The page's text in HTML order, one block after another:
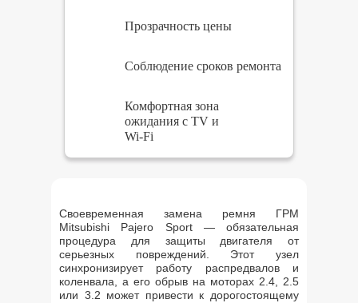
Прозрачность цены
Соблюдение сроков ремонта
Комфортная зона
ожидания с TV и
Wi-Fi
Своевременная замена ремня ГРМ
Mitsubishi Pajero Sport — обязательная
процедура для защиты двигателя от
серьезных повреждений. Этот узел
синхронизирует работу распредвалов и
коленвала, а его обрыв на моторах 2.4, 2.5
или 3.2 может привести к дорогостоящему